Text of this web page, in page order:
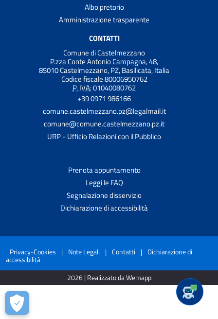
Albo pretorio
Amministrazione trasparente
CONTATTI
Comune di Castelmezzano
P.zza Conte Antonio Campagna, 48,
85010 Castelmezzano, PZ, Basilicata, Italia
Codice fiscale 80006950762
P. IVA:01040080762
+39 0971 986166
comune.castelmezzano.pz@legalmail.it
comune@comune.castelmezzano.pz.it
URP - Ufficio Relazioni con il Pubblico
Prenota appuntamento
Leggi le FAQ
Segnalazione disservizio
Dichiarazione di accessibilità
Privacy-Cookies | Note Legali | Contatti | Dichiarazione di
accessibilità
2026 | Realizzato da Wemapp